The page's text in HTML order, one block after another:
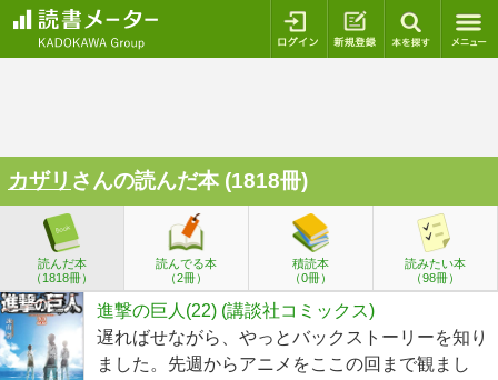
ログイン 新規登録
カザリ さんの読んだ本 (1818冊)
読んだ本
（1818冊）
読んでる本
（2冊）
積読本
（0冊）
読みたい本
（98冊）
進撃の巨人(22) (講談社コミックス)
遅ればせながら、やっとバックストーリーを知り
ました。先週からアニメをここの回まで観まし